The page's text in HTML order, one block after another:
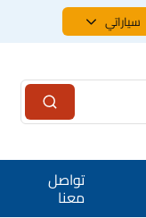
سياراتي
تواصل
معنا